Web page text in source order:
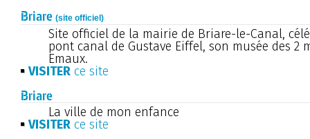
Briare (site officiel)
Site officiel de la mairie de Briare-le-Canal,
pont canal de Gustave Eiffel, son musée des 2
Emaux.
VISITER ce site
Briare
La ville de mon enfance
VISITER ce site